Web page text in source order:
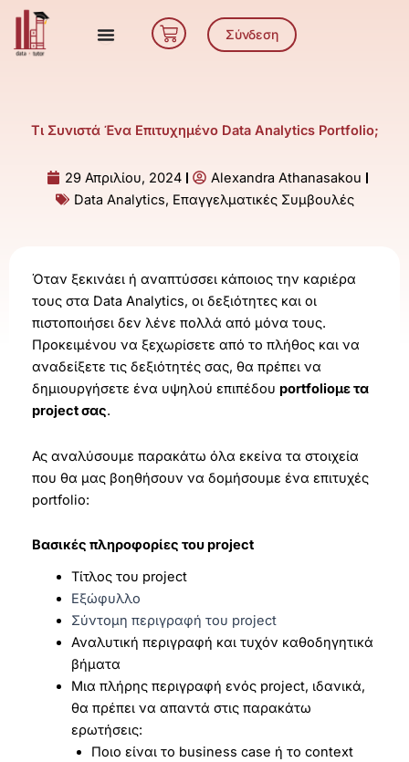
Μετάβαση
περιεχόμενο
Cart Σύνδεση
Τι Συνιστά Ένα Επιτυχημένο Data Analytics Portfolio;
29 Απριλίου, 2024
Alexandra Athanasakou
Data Analytics, Επαγγελματικές Συμβουλές
Όταν ξεκινάει ή αναπτύσσει κάποιος την καριέρα
τους στα Data Analytics, οι δεξιότητες και οι
πιστοποιήσει δεν λένε πολλά από μόνα τους.
Προκειμένου να ξεχωρίσετε από το πλήθος και να
αναδείξετε τις δεξιότητές σας, θα πρέπει να
δημιουργήσετε ένα υψηλού επιπέδου portfolioμε τα
project σας.
Ας αναλύσουμε παρακάτω όλα εκείνα τα στοιχεία
που θα μας βοηθήσουν να δομήσουμε ένα επιτυχές
portfolio:
Βασικές πληροφορίες του project
Τίτλος του project
Εξώφυλλο
Σύντομη περιγραφή του project
Αναλυτική περιγραφή και τυχόν καθοδηγητικά
βήματα
Μια πλήρης περιγραφή ενός project, ιδανικά,
θα πρέπει να απαντά στις παρακάτω
ερωτήσεις:
Ποιο είναι το business case ή το context